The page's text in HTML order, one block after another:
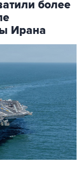
более
Ирана